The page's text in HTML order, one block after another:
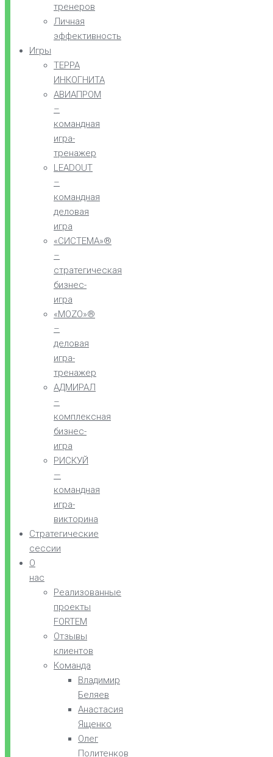
тренеров
Личная
эффективность
Игры
ТЕРРА
ИНКОГНИТА
АВИАПРОМ
–
командная
игра-
тренажер
LEADOUT
–
командная
деловая
игра
«СИСТЕМА»®
–
стратегическая
бизнес-
игра
«MOZO»®
–
деловая
игра-
тренажер
АДМИРАЛ
–
комплексная
бизнес-
игра
РИСКУЙ
—
командная
игра-
викторина
Стратегические
сессии
О
нас
Реализованные
проекты
FORTEM
Отзывы
клиентов
Команда
Владимир
Беляев
Анастасия
Ященко
Олег
Политенков